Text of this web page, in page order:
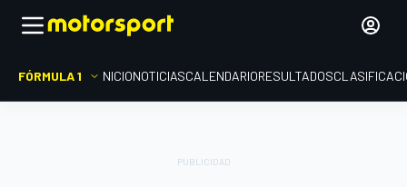
FÓRMULA 1 INICIONOTICIASCALENDARIORESULTADOS